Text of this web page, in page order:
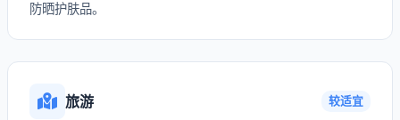
防晒护肤品。
旅游 较适宜